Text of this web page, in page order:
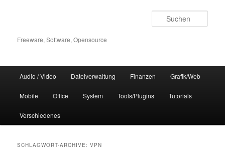
wechselnFreeware, Software, Opensource
Audio / Video Dateiverwaltung Finanzen Grafik/Web
Mobile Office System Tools/Plugins Tutorials
Verschiedenes
SCHLAGWORT-ARCHIVE:VPN